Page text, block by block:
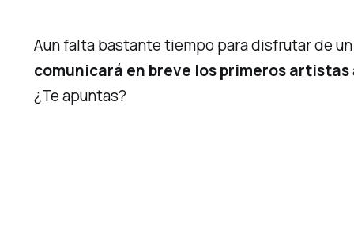
Aun falta bastante tiempo para disfrutar de
comunicará en breve los primeros artistas
¿Te apuntas?